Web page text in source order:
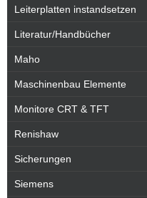
Leiterplatten instandsetzen
Literatur/Handbücher
Maho
Maschinenbau Elemente
Monitore CRT & TFT
Renishaw
Sicherungen
Siemens